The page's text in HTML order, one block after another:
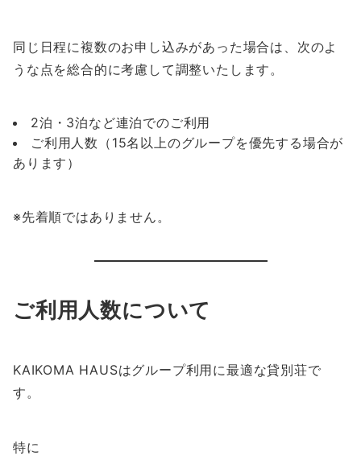
同じ日程に複数のお申し込みがあった場合は、次のよ
うな点を総合的に考慮して調整いたします。
2泊・3泊など連泊でのご利用
ご利用人数（15名以上のグループを優先する場合が
あります）
※先着順ではありません。
ご利用人数について
KAIKOMA HAUSはグループ利用に最適な貸別荘で
す。
特に